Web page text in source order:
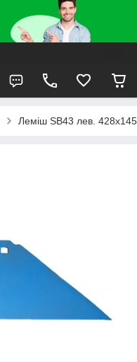
Леміш SB43 лев.